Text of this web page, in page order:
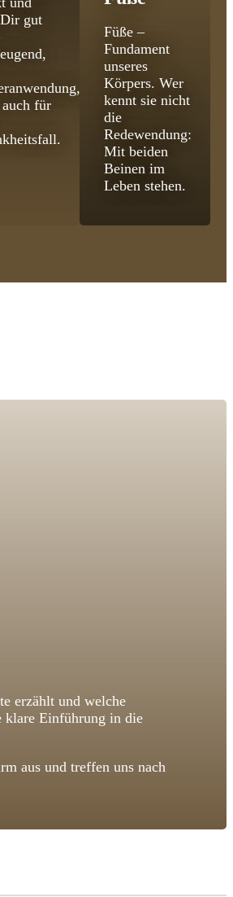
gut
auch für
Füße –
Fundament
unseres
Körpers. Wer
kennt sie nicht
die
Redewendung:
Mit beiden
Beinen im
Leben stehen.
erzählt und welche
klare Einführung in die
aus und treffen uns nach